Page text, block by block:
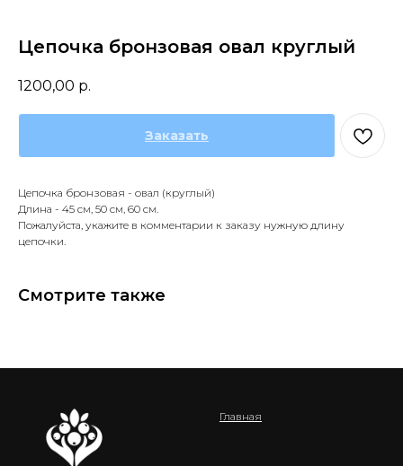
Цепочка бронзовая овал круглый
1200,00 р.
Заказать
Цепочка бронзовая - овал (круглый)
Длина - 45 см, 50 см, 60 см.
Пожалуйста, укажите в комментарии к заказу нужную длину
цепочки.
Смотрите также
Главная